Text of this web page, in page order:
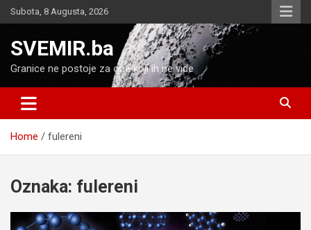
Skip
to
Subota, 8 Augusta, 2026
SVEMIR.ba
Granice ne postoje za one koji ih ne vide
Home fulereni
Oznaka: fulereni